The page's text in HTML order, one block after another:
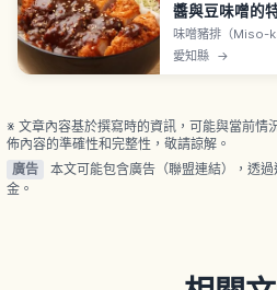
醬與豆味噌的
味噌豬排（Miso-
把甜鹹濃郁的赤味
「矢場とん（
愛知縣 →
※ 文章內容基於撰寫時的資訊，可能與當前情
佈內容的準確性和完整性，敬請諒解。
廣告
本文可能包含廣告（聯盟連結），透
金。